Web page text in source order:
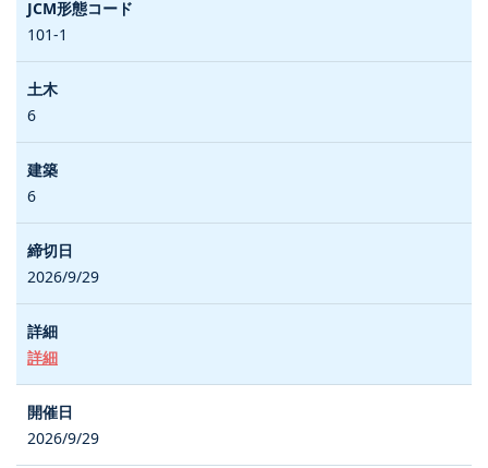
101-1
6
6
2026/9/29
詳細
2026/9/29